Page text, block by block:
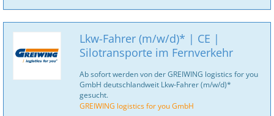
Lkw-Fahrer (m/w/d)* | CE |
Silotransporte im Fernverkehr
Ab sofort werden von der GREIWING logistics for you
GmbH deutschlandweit Lkw-Fahrer (m/w/d)*
gesucht.
GREIWING logistics for you GmbH